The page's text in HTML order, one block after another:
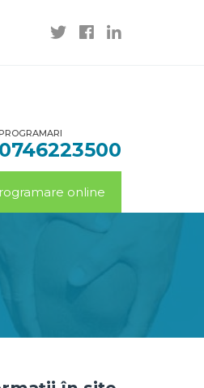
PROGRAMARI
0746223500
online